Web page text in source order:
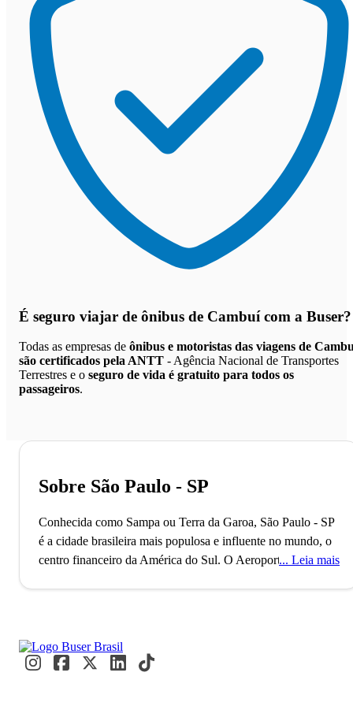
É seguro viajar de ônibus de Cambuícom a Buser?
Todas as empresas de ônibus e motoristas das viagens de
são certificados pela ANTT - Agência Nacional de Transportes
Terrestres e o seguro de vida é gratuito para todos os
passageiros.
Sobre São Paulo - SP
Conhecida como Sampa ou Terra da Garoa, São Paulo - SP
é a cidade brasileira mais populosa e influente no mundo, o
centro financeiro da América do Sul. O Aeroporto de
eventos internacionais como a Bienal de Arte e a São Paulo
Fashion Week acontecem. Paulistanos e visitantes se
Leia mais